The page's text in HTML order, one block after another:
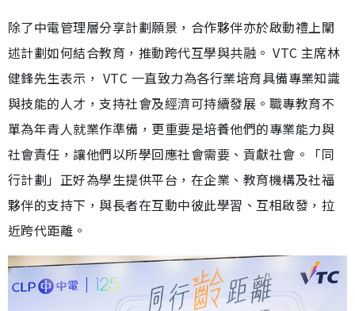
除了中電管理層分享計劃願景，合作夥伴亦於啟動禮上闡
述計劃如何結合教育，推動跨代互學與共融。 VTC 主席林
健鋒先生表示， VTC 一直致力為各行業培育具備專業知識
與技能的人才，支持社會及經濟可持續發展。職專教育不
單為年青人就業作準備，更重要是培養他們的專業能力與
社會責任，讓他們以所學回應社會需要、貢獻社會。「同
行計劃」正好為學生提供平台，在企業、教育機構及社福
夥伴的支持下，與長者在互動中彼此學習、互相啟發，拉
近跨代距離。